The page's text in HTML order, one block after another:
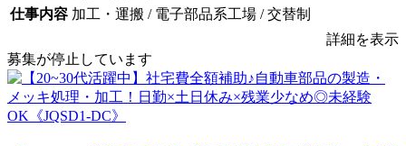
仕事内容 加工・運搬 / 電子部品系工場 / 交替制
詳細を表示
募集が停止しています